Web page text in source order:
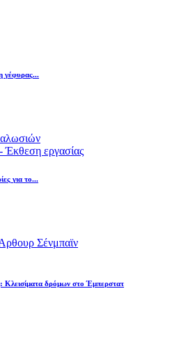
γέφυρας...
Έκθεση εργασίας
για το...
Κλεισίματα δρόμων στο Έμπερστατ